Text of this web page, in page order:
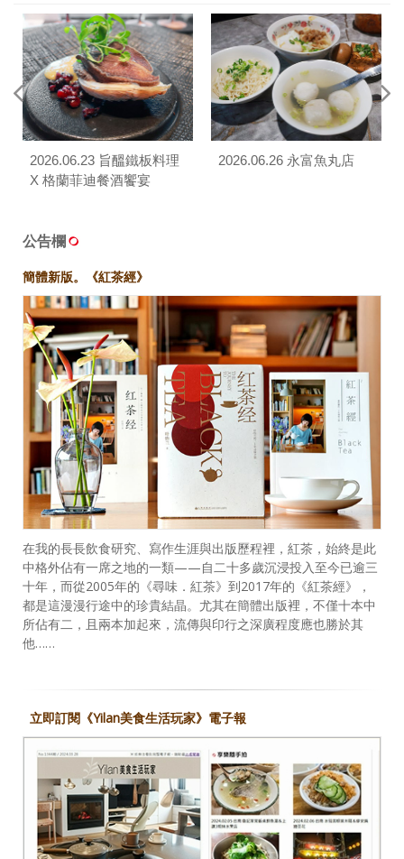
2026.06.23 旨醞鐵板料理
X 格蘭菲迪餐酒饗宴
2026.06.26 永富魚丸店
公告欄
簡體新版。《紅茶經》
在我的長長飲食研究、寫作生涯與出版歷程裡，紅茶，始終是此
中格外佔有一席之地的一類——自二十多歲沉浸投入至今已逾三
十年，而從2005年的《尋味．紅茶》到2017年的《紅茶經》，
都是這漫漫行途中的珍貴結晶。尤其在簡體出版裡，不僅十本中
所佔有二，且兩本加起來，流傳與印行之深廣程度應也勝於其
他……
立即訂閱《Yilan美食生活玩家》電子報